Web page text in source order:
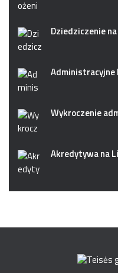
Dziedziczenie
Wykroczenie
Akredytywa na